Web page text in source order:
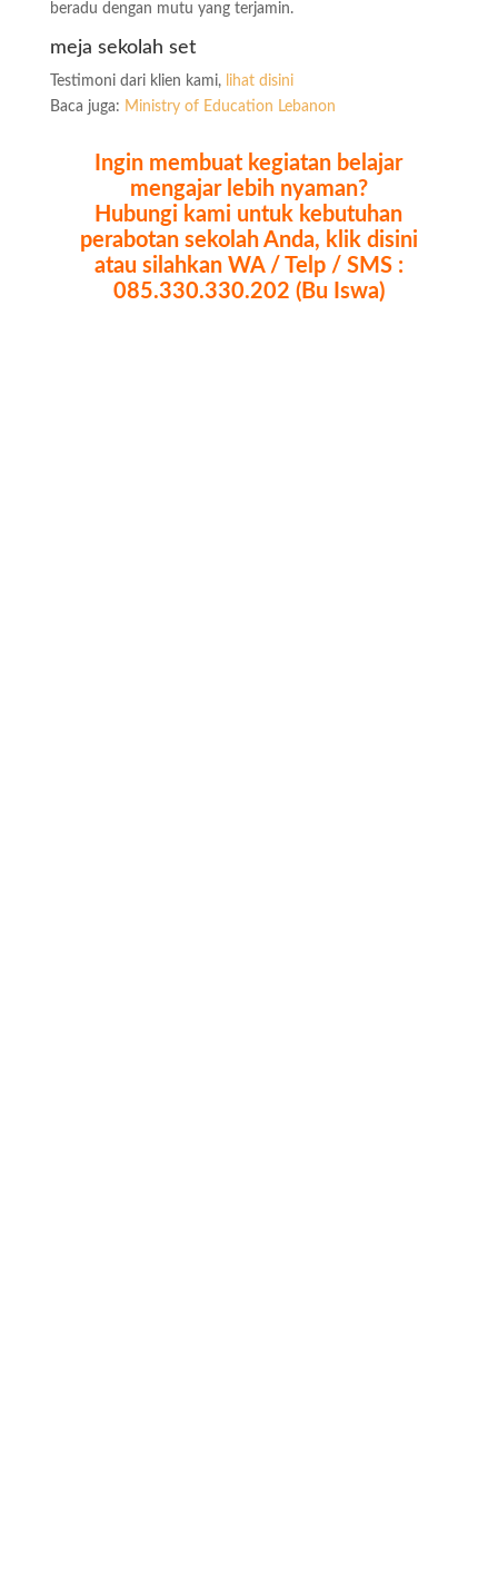
beradu dengan mutu yang terjamin.
meja sekolah set
Testimoni dari klien kami, lihat disini
Baca juga: Ministry of Education Lebanon
Ingin membuat kegiatan belajar
mengajar lebih nyaman?
Hubungi kami untuk kebutuhan
perabotan sekolah Anda, klik disini
atau silahkan WA / Telp / SMS :
085.330.330.202 (Bu Iswa)